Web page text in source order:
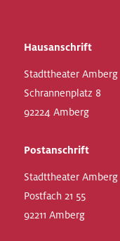
Hausanschrift
Stadttheater Amberg
Schrannenplatz 8
92224 Amberg
Postanschrift
Stadttheater Amberg
Postfach 21 55
92211 Amberg